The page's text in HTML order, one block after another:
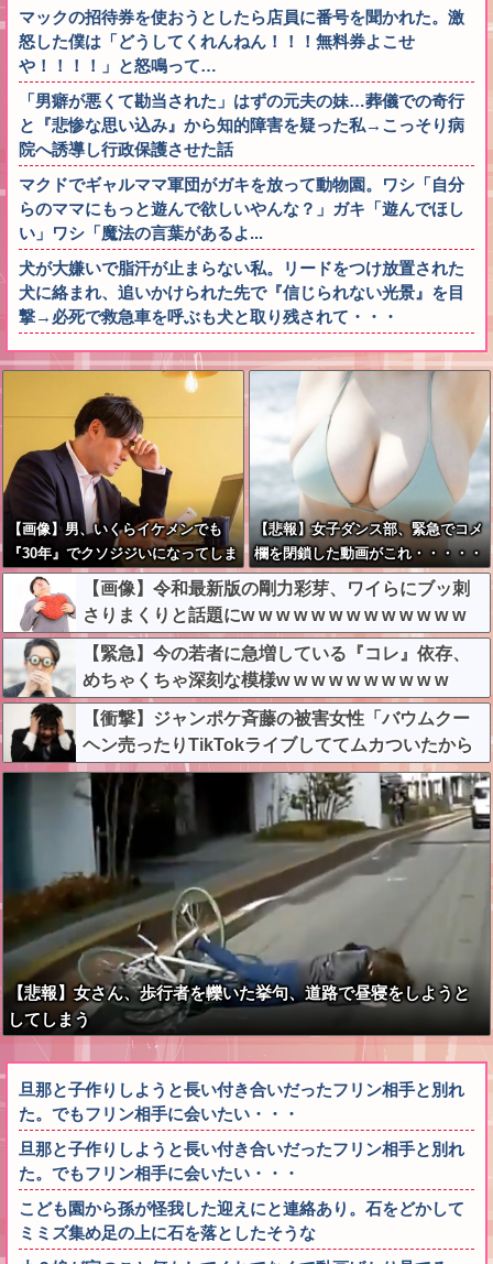
マックの招待券を使おうとしたら店員に番号を聞かれた。激
怒した僕は「どうしてくれんねん！！！無料券よこせ
や！！！！」と怒鳴って…
「男癖が悪くて勘当された」はずの元夫の妹…葬儀での奇行
と『悲惨な思い込み』から知的障害を疑った私→こっそり病
院へ誘導し行政保護させた話
マクドでギャルママ軍団がガキを放って動物園。ワシ「自分
らのママにもっと遊んで欲しいやんな？」ガキ「遊んでほし
い」ワシ「魔法の言葉があるよ...
犬が大嫌いで脂汗が止まらない私。リードをつけ放置された
犬に絡まれ、追いかけられた先で『信じられない光景』を目
撃→必死で救急車を呼ぶも犬と取り残されて・・・
【画像】男、いくらイケメンでも
『30年』でクソジジいになってしま
う
【悲報】女子ダンス部、緊急でコメ
欄を閉鎖した動画がこれ・・・・・
【画像】令和最新版の剛力彩芽、ワイらにブッ刺
さりまくりと話題にw w w w w w w w w w w w w
【緊急】今の若者に急増している『コレ』依存、
めちゃくちゃ深刻な模様w w w w w w w w w w
【衝撃】ジャンポケ斉藤の被害女性「バウムクー
ヘン売ったりTikTokライブしててムカついたから
示談しなかった」←コレってさ…
【悲報】女さん、歩行者を轢いた挙句、道路で昼寝をしようと
してしまう
旦那と子作りしようと長い付き合いだったフリン相手と別れ
た。でもフリン相手に会いたい・・・
旦那と子作りしようと長い付き合いだったフリン相手と別れ
た。でもフリン相手に会いたい・・・
こども園から孫が怪我した迎えにと連絡あり。石をどかして
ミミズ集め足の上に石を落としたそうな